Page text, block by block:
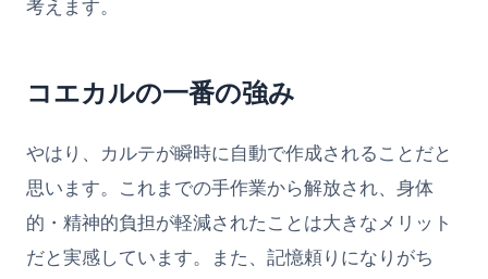
考えます。
コエカルの一番の強み
やはり、カルテが瞬時に自動で作成されることだと
思います。これまでの手作業から解放され、身体
的・精神的負担が軽減されたことは大きなメリット
だと実感しています。また、記憶頼りになりがち